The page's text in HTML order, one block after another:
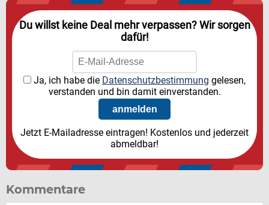
Du willst keine Deal mehr verpassen? Wir sorgen
dafür!
Ja, ich habe die Datenschutzbestimmung gelesen,
verstanden und bin damit einverstanden.
Jetzt E-Mailadresse eintragen! Kostenlos und jederzeit
abmeldbar!
Kommentare